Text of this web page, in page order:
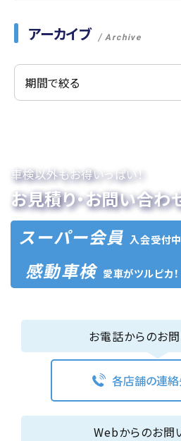
アーカイブ Archive
車検以外もお得いっぱい！
お見積り・お問い合わ
スーパー会員 入会受付
感動車検 愛車がツルピカ！
お電話からのお
各店舗の連
Webからのお問